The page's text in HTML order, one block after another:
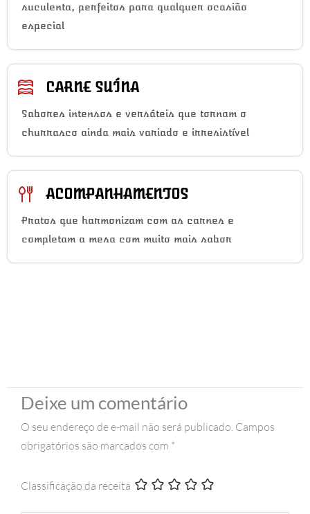
suculenta, perfeitos para qualquer ocasião
especial
CARNE SUÍNA
Sabores intensos e versáteis que tornam o
churrasco ainda mais variado e irresistível
ACOMPANHAMENTOS
Pratos que harmonizam com as carnes e
completam a mesa com muito mais sabor
Deixe um comentário
O seu endereço de e-mail não será publicado. Campos
obrigatórios são marcados com *
Classificação da receita